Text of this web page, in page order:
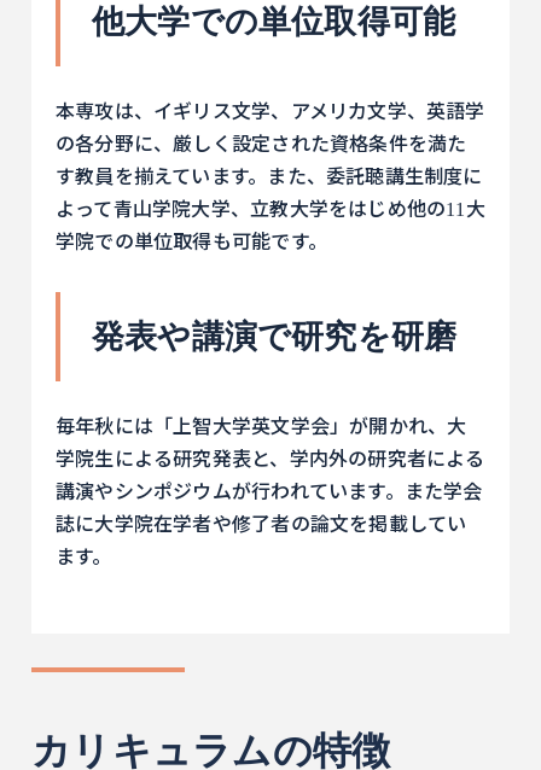
他大学での単位取得可能
本専攻は、イギリス文学、アメリカ文学、英語学
の各分野に、厳しく設定された資格条件を満た
す教員を揃えています。また、委託聴講生制度に
よって青山学院大学、立教大学をはじめ他の11大
学院での単位取得も可能です。
発表や講演で研究を研磨
毎年秋には「上智大学英文学会」が開かれ、大
学院生による研究発表と、学内外の研究者による
講演やシンポジウムが行われています。また学会
誌に大学院在学者や修了者の論文を掲載してい
ます。
カリキュラムの特徴